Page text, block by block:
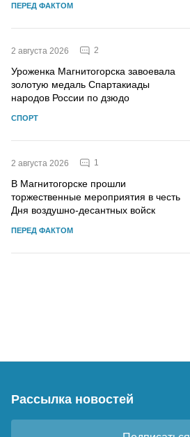
ПЕРЕД ФАКТОМ
2 августа 2026 2
Уроженка Магнитогорска завоевала
золотую медаль Спартакиады
народов России по дзюдо
СПОРТ
2 августа 2026 1
В Магнитогорске прошли
торжественные мероприятия в честь
Дня воздушно-десантных войск
ПЕРЕД ФАКТОМ
Рассылка новостей